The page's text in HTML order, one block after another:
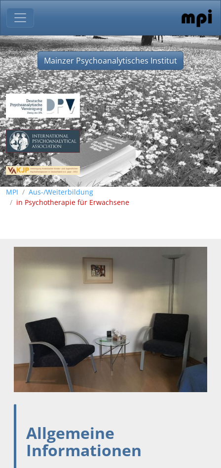
Mainzer Psychoanalytisches Institut
MPI
Aus-/Weiterbildung
in Psychotherapie für Erwachsene
Allgemeine
Informationen